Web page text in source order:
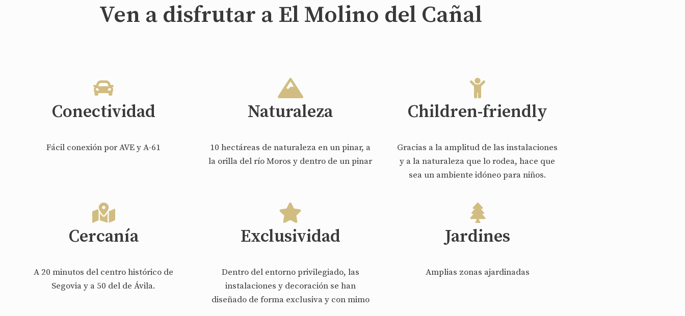
Ven a disfrutar a El Molino del Cañal
Conectividad
Fácil conexión por AVE y A-61
Naturaleza
10 hectáreas de naturaleza en un pinar, a
la orilla del río Moros y dentro de un pinar
Children-friendly
Gracias a la amplitud de las instalaciones
y a la naturaleza que lo rodea, hace que
sea un ambiente idóneo para niños.
Cercanía
A 20 minutos del centro histórico de
Segovia y a 50 del de Ávila.
Exclusividad
Dentro del entorno privilegiado, las
instalaciones y decoración se han
diseñado de forma exclusiva y con mimo
Jardines
Amplias zonas ajardinadas